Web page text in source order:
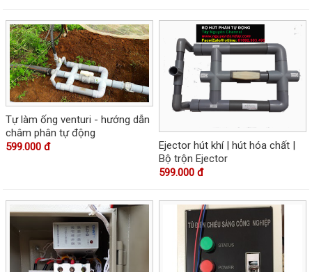
Tự làm ống venturi - hướng dẫn
châm phân tự động
599.000 đ
Ejector hút khí | hút hóa chất |
Bộ trộn Ejector
599.000 đ